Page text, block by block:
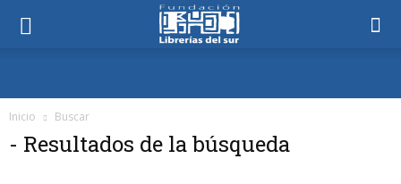
Inicio Buscar
- Resultados de la búsqueda